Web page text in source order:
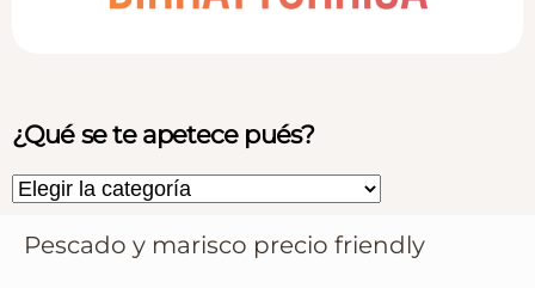
Pescado y marisco precio friendly
¿Qué se te apetece pués?